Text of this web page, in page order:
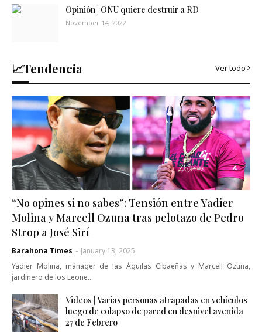
Opinión | ONU quiere destruir a RD
November 14, 2022
📈Tendencia Ver todo
“No opines si no sabes”: Tensión entre Yadier
Molina y Marcell Ozuna tras pelotazo de Pedro
Strop a José Sirí
Barahona Times - January 13, 2025
Yadier Molina, mánager de las Águilas Cibaeñas y Marcell Ozuna,
jardinero de los Leone…
Videos | Varias personas atrapadas en vehículos
luego de colapso de pared en desnivel avenida
27 de Febrero